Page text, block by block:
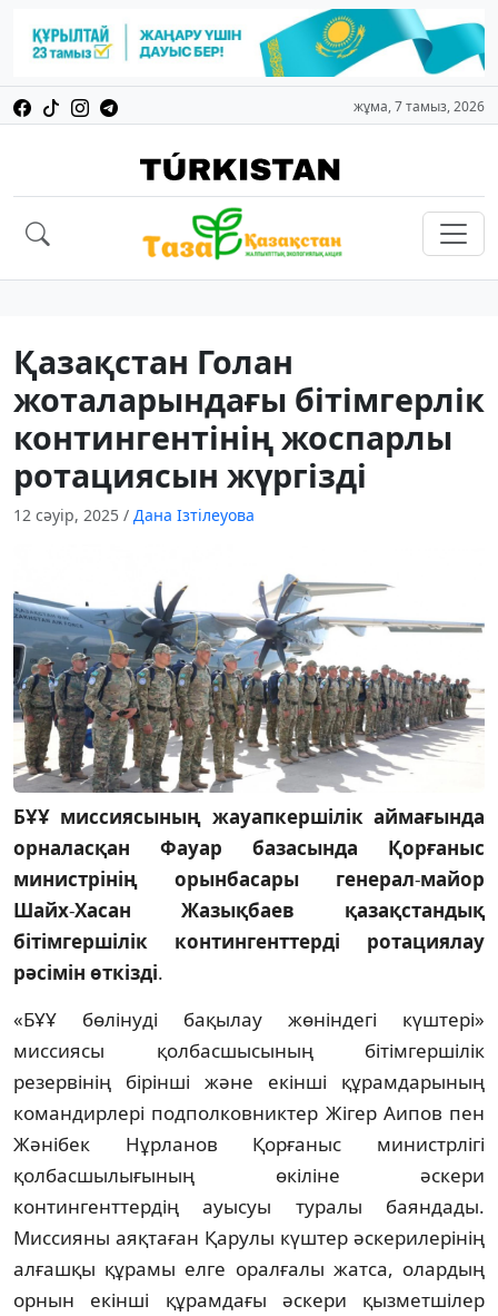
жұма, 7 тамыз, 2026
Қазақстан Голан
жоталарындағы бітімгерлік
контингентінің жоспарлы
ротациясын жүргізді
12 сәуір, 2025 / Дана Ізтілеуова
БҰҰ миссиясының жауапкершілік аймағында
орналасқан
Фауар базасында
Қорғаныс
министрінің
орынбасары генерал-майор
Шайх-Хасан Жазықбаев
қазақстандық
бітімгершілік
контингенттерді
ротациялау
рәсімін өткізді.
«БҰҰ бөлінуді бақылау жөніндегі күштері»
миссиясы қолбасшысының бітімгершілік
резервінің бірінші және екінші құрамдарының
командирлері подполковниктер Жігер Аипов пен
Жәнібек Нұрланов Қорғаныс министрлігі
қолбасшылығының өкіліне әскери
контингенттердің ауысуы туралы баяндады.
Миссияны аяқтаған Қарулы күштер әскерилерінің
алғашқы құрамы елге оралғалы жатса, олардың
орнын екінші құрамдағы әскери қызметшілер